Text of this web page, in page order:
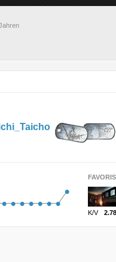
• • • • • • •
•
K/V 2.78